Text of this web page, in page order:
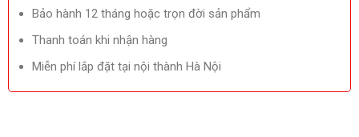
Bảo hành 12 tháng hoặc trọn đời sản phẩm
Thanh toán khi nhận hàng
Miễn phí lắp đặt tại nội thành Hà Nội